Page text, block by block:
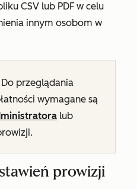
CSV lub PDF w celu
innym osobom w
Do przeglądania
wymagane są
lub
prowizji